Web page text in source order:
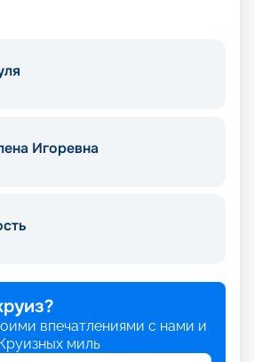
Игоревна
впечатлениями с нами и
миль